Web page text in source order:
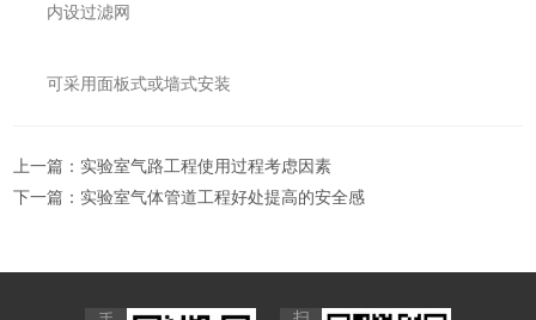
内设过滤网
可采用面板式或墙式安装
上一篇： 实验室气路工程使用过程考虑因素
下一篇： 实验室气体管道工程好处提高的安全感